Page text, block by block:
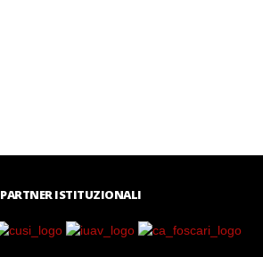
PARTNER ISTITUZIONALI